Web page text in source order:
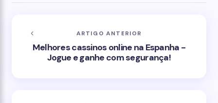
ARTIGO ANTERIOR
Melhores cassinos online na Espanha -
Jogue e ganhe com segurança!